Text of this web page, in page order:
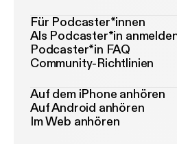
Für Podcaster*innen
Als Podcaster*in
Podcaster*in FAQ
Community-Richtlinien
Auf dem iPhone anhören
Auf Android anhören
Im Web anhören